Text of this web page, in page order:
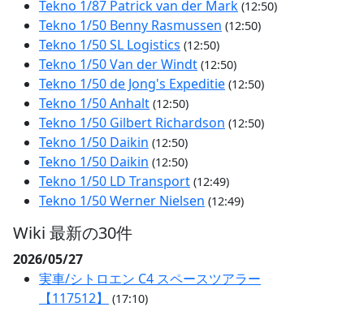
Tekno 1/87 Patrick van der Mark (12:50)
Tekno 1/50 Benny Rasmussen (12:50)
Tekno 1/50 SL Logistics (12:50)
Tekno 1/50 Van der Windt (12:50)
Tekno 1/50 de Jong's Expeditie (12:50)
Tekno 1/50 Anhalt (12:50)
Tekno 1/50 Gilbert Richardson (12:50)
Tekno 1/50 Daikin (12:50)
Tekno 1/50 Daikin (12:50)
Tekno 1/50 LD Transport (12:49)
Tekno 1/50 Werner Nielsen (12:49)
Wiki 最新の30件
2026/05/27
実車/シトロエン C4 スペースツアラー
【117512】
(17:10)